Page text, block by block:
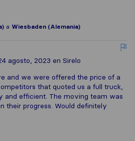
a Wiesbaden (Alemania)
agosto, 2023 en Sirelo
and we were offered the price of a
that quoted us a full truck,
and efficient. The moving team was
their progress. Would definitely